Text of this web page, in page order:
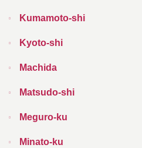
Kumamoto-shi
Kyoto-shi
Machida
Matsudo-shi
Meguro-ku
Minato-ku